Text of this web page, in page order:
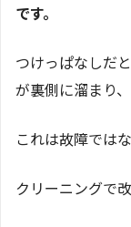
です。
つけっぱなしだ
が裏側に溜まり
これは故障では
クリーニングで